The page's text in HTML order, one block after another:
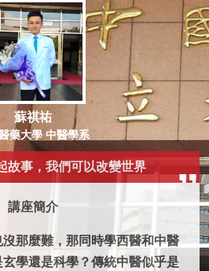
蘇祺祐
藥大學 中醫學系
故事，我們可以改變世界
講座簡介
那麼難，那同時學西醫和中醫
學還是科學？傳統中醫似乎是